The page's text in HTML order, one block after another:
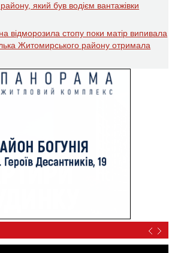
який був водієм вантажівки
відморозила стопу поки матір випивала
Житомирського району отримала